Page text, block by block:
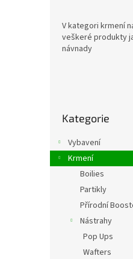
V kategori krmení
veškeré produkty
návnady
a
n
kategorie
Kategorie
Vybavení
Krmení
Boilies
Partikly
Přírodní
Nástrahy
Pop Ups
Wafters